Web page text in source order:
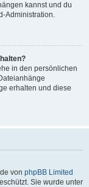
kannst und du
Administration.
in den persönlichen
erhalten und diese
von phpBB Limited
Sie wurde unter